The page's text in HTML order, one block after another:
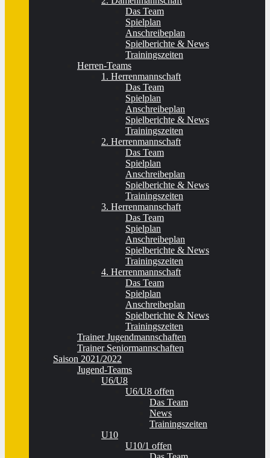
Das Team
Spielplan
Anschreibeplan
Spielberichte & News
Trainingszeiten
Herren-Teams
1. Herrenmannschaft
Das Team
Spielplan
Anschreibeplan
Spielberichte & News
Trainingszeiten
2. Herrenmannschaft
Das Team
Spielplan
Anschreibeplan
Spielberichte & News
Trainingszeiten
3. Herrenmannschaft
Das Team
Spielplan
Anschreibeplan
Spielberichte & News
Trainingszeiten
4. Herrenmannschaft
Das Team
Spielplan
Anschreibeplan
Spielberichte & News
Trainingszeiten
Trainer Jugendmannschaften
Trainer Seniormannschaften
Saison 2021/2022
Jugend-Teams
U6/U8
U6/U8 offen
Das Team
News
Trainingszeiten
U10
U10/1 offen